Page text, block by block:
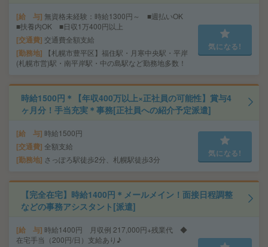
給 与 無資格未経験：時給1300円～ ■週払いOK
■扶養内OK ■日収1万400円以上
交通費 交通費全額支給
勤務地
【札幌市豊平区】福住駅・月寒中央駅・平岸
(札幌市営)駅・南平岸駅・中の島駅など勤務地多数！
気になる!
時給1500円＊【年収400万以上×正社員の可能性】賞与4
ヶ月分！手当充実＊事務[正社員への紹介予定派遣]
給 与 時給1500円
交通費 全額支給
勤務地 さっぽろ駅徒歩2分、札幌駅徒歩3分
気になる!
【完全在宅】時給1400円＊メールメイン！面接日程調整
などの事務アシスタント[派遣]
給 与 時給1400円 月収例 217,000円+残業代 ◆
在宅手当（200円/日）支給あり♪